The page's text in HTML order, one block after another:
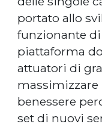
portato allo
funzionante
piattaforma
attuatori di
massimizzare
benessere
set di nuovi